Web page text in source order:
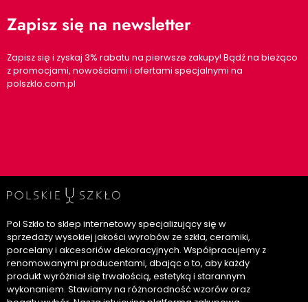
Zapisz się na newsletter
Zapisz się i zyskaj 3% rabatu na pierwsze zakupy! Bądź na bieżąco
z promocjami, nowościami i ofertami specjalnymi na
polszklo.com.pl
Pol Szkło to sklep internetowy specjalizujący się w
sprzedaży wysokiej jakości wyrobów ze szkła, ceramiki,
porcelany i akcesoriów dekoracyjnych. Współpracujemy z
renomowanymi producentami, dbając o to, aby każdy
produkt wyróżniał się trwałością, estetyką i starannym
wykonaniem. Stawiamy na różnorodność wzorów oraz